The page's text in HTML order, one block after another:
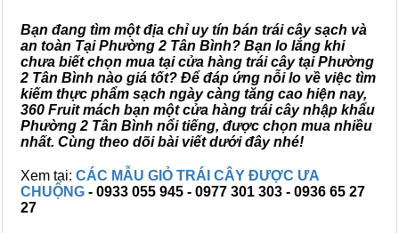
Bạn đang tìm một địa chỉ uy tín bán trái cây sạch và
an toàn Tại Phường 2 Tân Bình? Bạn lo lắng khi
chưa biết chọn mua tại cửa hàng trái cây tại Phường
2 Tân Bình nào giá tốt? Để đáp ứng nỗi lo về việc tìm
kiếm thực phẩm sạch ngày càng tăng cao hiện nay,
360 Fruit mách bạn một cửa hàng trái cây nhập khẩu
Phường 2 Tân Bình nổi tiếng, được chọn mua nhiều
nhất. Cùng theo dõi bài viết dưới đây nhé!
Xem tại: CÁC MẪU GIỎ TRÁI CÂY ĐƯỢC ƯA
CHUỘNG - 0933 055 945 - 0977 301 303 - 0936 65 27
27